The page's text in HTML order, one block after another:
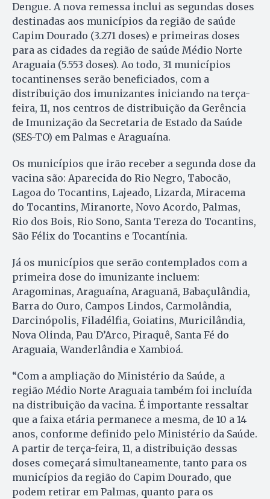
Dengue. A nova remessa inclui as segundas doses
destinadas aos municípios da região de saúde
Capim Dourado (3.271 doses) e primeiras doses
para as cidades da região de saúde Médio Norte
Araguaia (5.553 doses). Ao todo, 31 municípios
tocantinenses serão beneficiados, com a
distribuição dos imunizantes iniciando na terça-
feira, 11, nos centros de distribuição da Gerência
de Imunização da Secretaria de Estado da Saúde
(SES-TO) em Palmas e Araguaína.
Os municípios que irão receber a segunda dose da
vacina são: Aparecida do Rio Negro, Tabocão,
Lagoa do Tocantins, Lajeado, Lizarda, Miracema
do Tocantins, Miranorte, Novo Acordo, Palmas,
Rio dos Bois, Rio Sono, Santa Tereza do Tocantins,
São Félix do Tocantins e Tocantínia.
Já os municípios que serão contemplados com a
primeira dose do imunizante incluem:
Aragominas, Araguaína, Araguanã, Babaçulândia,
Barra do Ouro, Campos Lindos, Carmolândia,
Darcinópolis, Filadélfia, Goiatins, Muricilândia,
Nova Olinda, Pau D’Arco, Piraquê, Santa Fé do
Araguaia, Wanderlândia e Xambioá.
“Com a ampliação do Ministério da Saúde, a
região Médio Norte Araguaia também foi incluída
na distribuição da vacina. É importante ressaltar
que a faixa etária permanece a mesma, de 10 a 14
anos, conforme definido pelo Ministério da Saúde.
A partir de terça-feira, 11, a distribuição dessas
doses começará simultaneamente, tanto para os
municípios da região do Capim Dourado, que
podem retirar em Palmas, quanto para os